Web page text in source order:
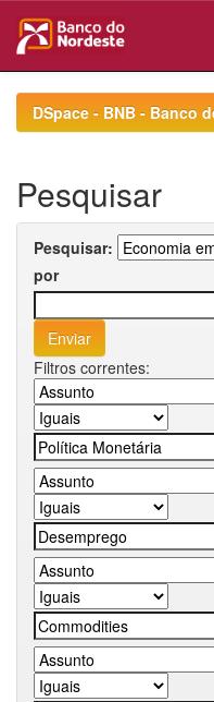
navigationDSpace - BNB - Banco
Pesquisar
Pesquisar:
por
Filtros correntes: